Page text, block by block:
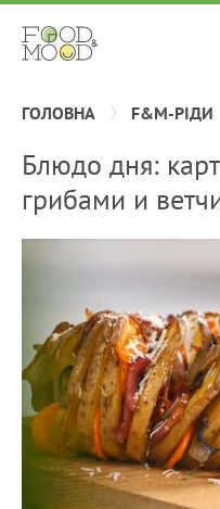
ГОЛОВНА F&M-РІДИ
Блюдо дня:
грибами и